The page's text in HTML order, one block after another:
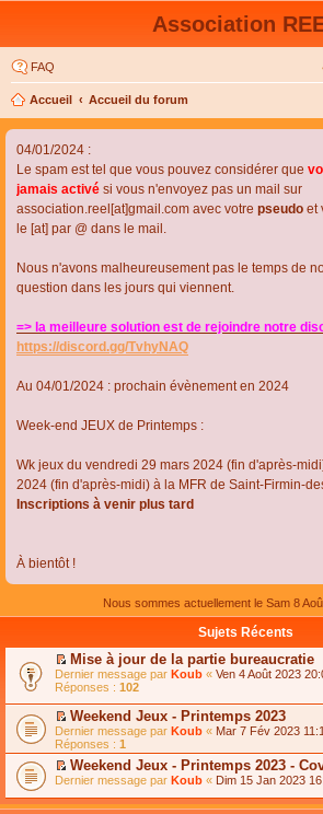
Association
FAQ
Accueil Accueil du forum
04/01/2024 :
Le spam est tel que vous pouvez considérer que
jamais activé si vous n'envoyez pas un mail sur
association.reel[at]gmail.com avec votre pseudo et
le [at] par @ dans le mail.
Nous n'avons malheureusement pas le temps de
question dans les jours qui viennent.
=> la meilleure solution est de rejoindre notre
https://discord.gg/TvhyNAQ
Au 04/01/2024 : prochain évènement en 2024
Week-end JEUX de Printemps :
Wk jeux du vendredi 29 mars 2024 (fin d'après-
2024 (fin d'après-midi) à la MFR de Saint-Firmin-
Inscriptions à venir plus tard
À bientôt !
Nous sommes actuellement le Sam 8
Sujets Récents
C
o
n
s
u
l
t
e
r
l
e
Mise à jour de la partie bureaucratie
Dernier message par Koub « Ven 4 Août 2023
Réponses : 102
C
o
n
s
u
t
Weekend Jeux - Printemps 2023
Dernier message par Koub « Mar 7 Fév 2023
Réponses : 1
C
n
Weekend Jeux - Printemps 2023 -
Dernier message par Koub « Dim 15 Jan 2023